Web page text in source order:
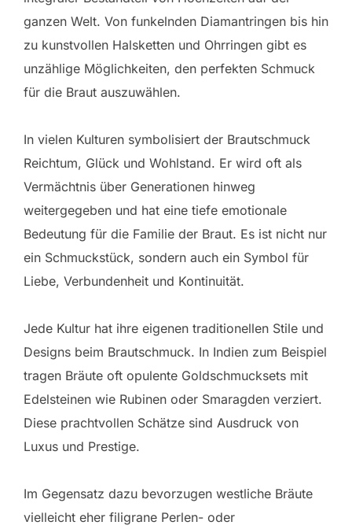
ganzen Welt. Von funkelnden Diamantringen bis hin
zu kunstvollen Halsketten und Ohrringen gibt es
unzählige Möglichkeiten, den perfekten Schmuck
für die Braut auszuwählen.
In vielen Kulturen symbolisiert der Brautschmuck
Reichtum, Glück und Wohlstand. Er wird oft als
Vermächtnis über Generationen hinweg
weitergegeben und hat eine tiefe emotionale
Bedeutung für die Familie der Braut. Es ist nicht nur
ein Schmuckstück, sondern auch ein Symbol für
Liebe, Verbundenheit und Kontinuität.
Jede Kultur hat ihre eigenen traditionellen Stile und
Designs beim Brautschmuck. In Indien zum Beispiel
tragen Bräute oft opulente Goldschmucksets mit
Edelsteinen wie Rubinen oder Smaragden verziert.
Diese prachtvollen Schätze sind Ausdruck von
Luxus und Prestige.
Im Gegensatz dazu bevorzugen westliche Bräute
vielleicht eher filigrane Perlen- oder